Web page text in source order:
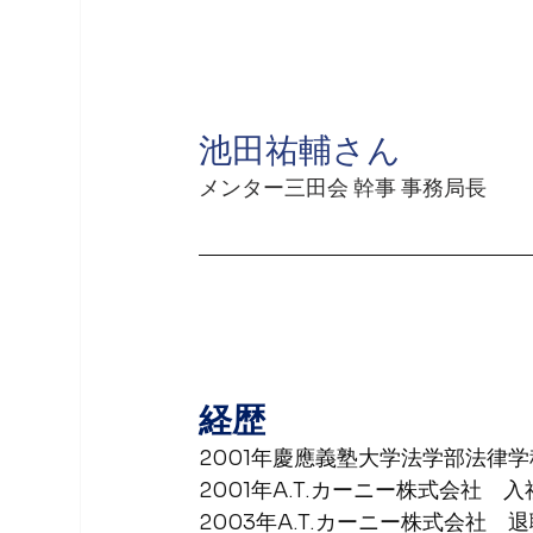
池田祐輔さん
メンター三田会 幹事 事務局長
経歴
2001年慶應義塾大学法学部法律
2001年A.T.カーニー株式会社　入
2003年A.T.カーニー株式会社　